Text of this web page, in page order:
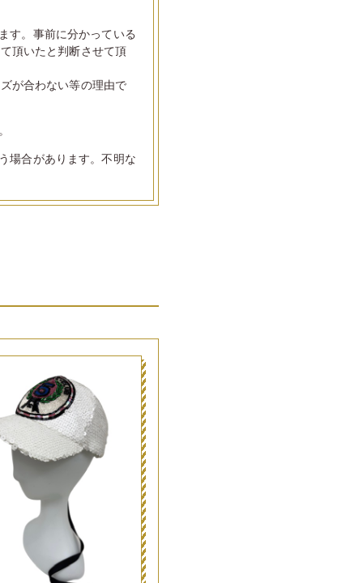
す。事前に分かっている
頂いたと判断させて頂
が合わない等の理由で
場合があります。不明な